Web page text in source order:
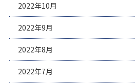
2022年10月
2022年9月
2022年8月
2022年7月